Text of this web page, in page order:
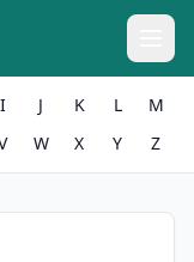
I J K L
M
W X Y Z